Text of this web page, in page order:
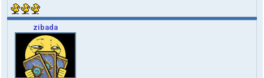
zibada